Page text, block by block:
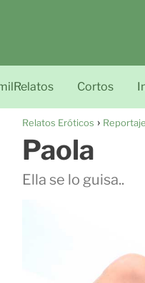
Cortos
Relatos Eróticos
Paola
Ella se lo guisa..